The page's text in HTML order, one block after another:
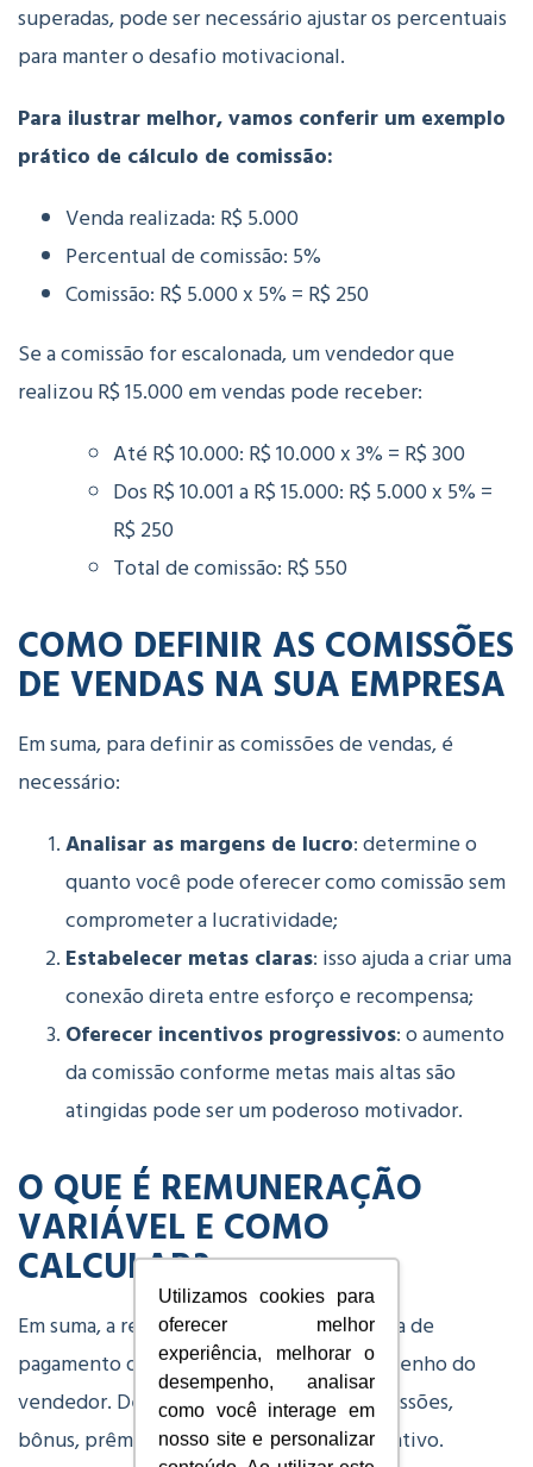
Utilizamos cookies para
oferecer melhor
experiência, melhorar o
desempenho, analisar
como você interage em
nosso site e personalizar
superadas, pode ser necessário ajustar os percentuais
para manter o desafio motivacional.
Para ilustrar melhor, vamos conferir um exemplo
prático de cálculo de comissão:
Venda realizada: R$ 5.000
Percentual de comissão: 5%
Comissão: R$ 5.000 x 5% = R$ 250
Se a comissão for escalonada, um vendedor que
realizou R$ 15.000 em vendas pode receber:
Até R$ 10.000: R$ 10.000 x 3% = R$ 300
Dos R$ 10.001 a R$ 15.000: R$ 5.000 x 5% =
R$ 250
Total de comissão: R$ 550
COMO DEFINIR AS COMISSÕES
DE VENDAS NA SUA EMPRESA
Em suma, para definir as comissões de vendas, é
necessário:
Analisar as margens de lucro: determine o
quanto você pode oferecer como comissão sem
comprometer a lucratividade;
Estabelecer metas claras: isso ajuda a criar uma
conexão direta entre esforço e recompensa;
Oferecer incentivos progressivos: o aumento
da comissão conforme metas mais altas são
atingidas pode ser um poderoso motivador.
O QUE É REMUNERAÇÃO
VARIÁVEL E COMO
CALCULAR?
Em suma, a remuneração variável é a forma de
pagamento que varia conforme o desempenho do
vendedor. Dessa forma, pode incluir comissões,
bônus, prêmios ou outras formas de incentivo.